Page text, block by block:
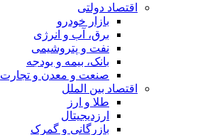
اقتصاد دولتی
بازار خودرو
برق، آب و انرژی
نفت و پتروشیمی
بانک، بیمه و بودجه
صنعت و معدن و تجارت
اقتصاد بین الملل
طلا و ارز
ارزدیجیتال
بازرگانی و گمرک